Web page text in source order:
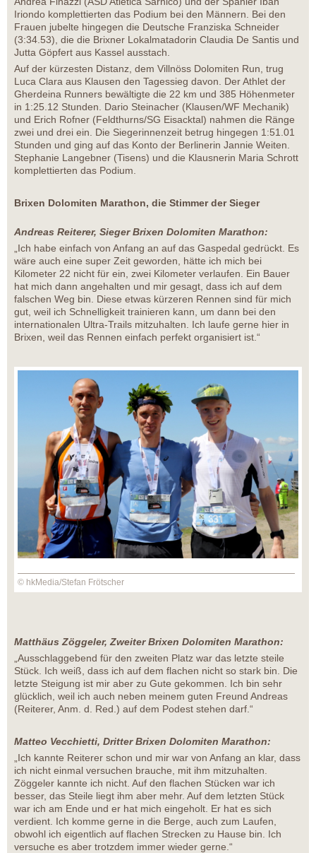
Iriondo komplettierten das Podium bei den Männern. Bei den
Frauen jubelte hingegen die Deutsche Franziska Schneider
(3:34.53), die die Brixner Lokalmatadorin Claudia De Santis und
Jutta Göpfert aus Kassel ausstach.
Auf der kürzesten Distanz, dem Villnöss Dolomiten Run, trug
Luca Clara aus Klausen den Tagessieg davon. Der Athlet der
Gherdeina Runners bewältigte die 22 km und 385 Höhenmeter
in 1:25.12 Stunden. Dario Steinacher (Klausen/WF Mechanik)
und Erich Rofner (Feldthurns/SG Eisacktal) nahmen die Ränge
zwei und drei ein. Die Siegerinnenzeit betrug hingegen 1:51.01
Stunden und ging auf das Konto der Berlinerin Jannie Weiten.
Stephanie Langebner (Tisens) und die Klausnerin Maria Schrott
komplettierten das Podium.
Brixen Dolomiten Marathon, die Stimmer der Sieger
Andreas Reiterer, Sieger Brixen Dolomiten Marathon:
„Ich habe einfach von Anfang an auf das Gaspedal gedrückt. Es
wäre auch eine super Zeit geworden, hätte ich mich bei
Kilometer 22 nicht für ein, zwei Kilometer verlaufen. Ein Bauer
hat mich dann angehalten und mir gesagt, dass ich auf dem
falschen Weg bin. Diese etwas kürzeren Rennen sind für mich
gut, weil ich Schnelligkeit trainieren kann, um dann bei den
internationalen Ultra-Trails mitzuhalten. Ich laufe gerne hier in
Brixen, weil das Rennen einfach perfekt organisiert ist.“
© hkMedia/Stefan Frötscher
Matthäus Zöggeler, Zweiter Brixen Dolomiten Marathon:
„Ausschlaggebend für den zweiten Platz war das letzte steile
Stück. Ich weiß, dass ich auf dem flachen nicht so stark bin. Die
letzte Steigung ist mir aber zu Gute gekommen. Ich bin sehr
glücklich, weil ich auch neben meinem guten Freund Andreas
(Reiterer, Anm. d. Red.) auf dem Podest stehen darf.“
Matteo Vecchietti, Dritter Brixen Dolomiten Marathon:
„Ich kannte Reiterer schon und mir war von Anfang an klar, dass
ich nicht einmal versuchen brauche, mit ihm mitzuhalten.
Zöggeler kannte ich nicht. Auf den flachen Stücken war ich
besser, das Steile liegt ihm aber mehr. Auf dem letzten Stück
war ich am Ende und er hat mich eingeholt. Er hat es sich
verdient. Ich komme gerne in die Berge, auch zum Laufen,
obwohl ich eigentlich auf flachen Strecken zu Hause bin. Ich
versuche es aber trotzdem immer wieder gerne.“